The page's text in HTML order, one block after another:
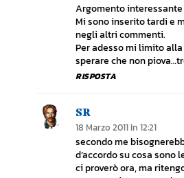
Argomento interessante
Mi sono inserito tardi e
negli altri commenti.
Per adesso mi limito
sperare che non
RISPOSTA
SR
18 Marzo 2011 In 12:21
secondo me
d’accordo su cosa sono
ci proverò ora, ma